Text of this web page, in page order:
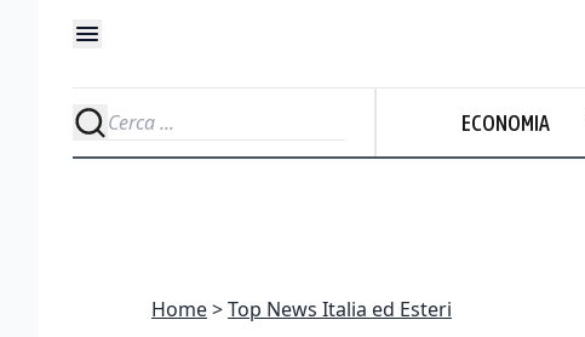
ECONOMIA
Home Top News Italia ed Esteri